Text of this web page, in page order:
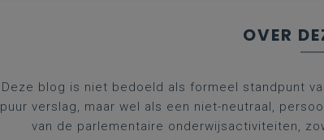
OVER
Deze blog is niet bedoeld als formeel standpunt
puur verslag, maar wel als een niet-neutraal,
van de parlementaire onderwijsactiviteiten,